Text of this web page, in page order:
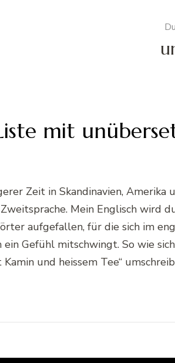
mit
Zeit in Skandinavien,
Mein Englisch wird
aufgefallen, für die sich im
Gefühl mitschwingt. So wie
und heissem Tee“